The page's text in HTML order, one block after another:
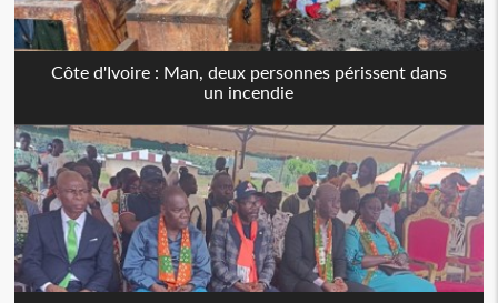
Côte d'Ivoire : Man, deux personnes périssent dans
un incendie